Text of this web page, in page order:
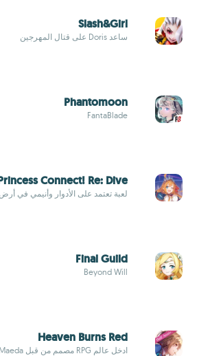
Slash&Girl
ساعد Doris على قتال المهرجين
Phantomoon
FantaBlade
Connect! Re: Dive
لعبة تعتمد على الأدوار وأنيمي في
Final Guild
Beyond Will
Heaven Burns Red
ادخل عالم RPG مصمم من قبل Jun Maeda